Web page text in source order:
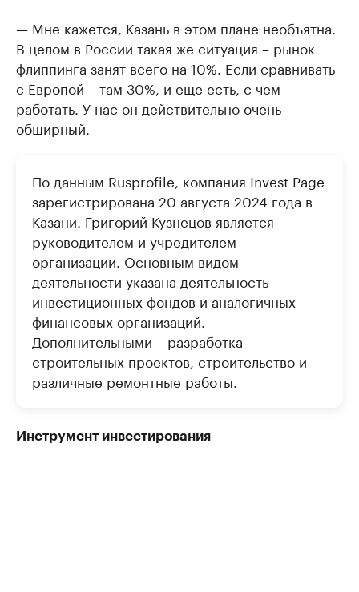
— Мне кажется, Казань в этом плане необъятна.
В целом в России такая же ситуация – рынок
флиппинга занят всего на 10%. Если сравнивать
с Европой – там 30%, и еще есть, с чем
работать. У нас он действительно очень
обширный.
По данным Rusprofile, компания Invest Page
зарегистрирована 20 августа 2024 года в
Казани. Григорий Кузнецов является
руководителем и учредителем
организации. Основным видом
деятельности указана деятельность
инвестиционных фондов и аналогичных
финансовых организаций.
Дополнительными – разработка
строительных проектов, строительство и
различные ремонтные работы.
Инструмент инвестирования